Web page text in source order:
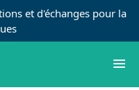
et d'échanges pour la